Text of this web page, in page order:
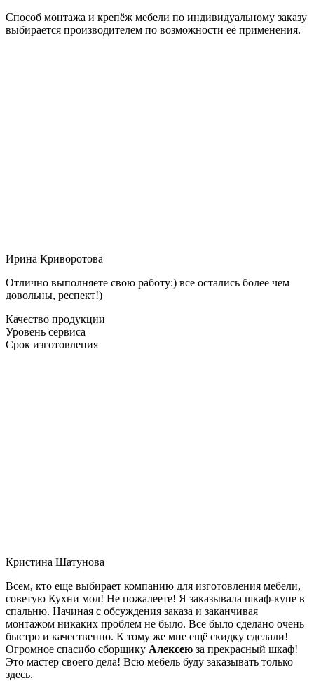
Способ монтажа и крепёж мебели по индивидуальному заказу
выбирается производителем по возможности её применения.
Ирина Криворотова
Отлично выполняете свою работу:) все остались более чем
довольны, респект!)
Качество продукции
Уровень сервиса
Срок изготовления
Кристина Шатунова
Всем, кто еще выбирает компанию для изготовления мебели,
советую Кухни мол! Не пожалеете! Я заказывала шкаф-купе в
спальню. Начиная с обсуждения заказа и заканчивая
монтажом никаких проблем не было. Все было сделано очень
быстро и качественно. К тому же мне ещё скидку сделали!
Огромное спасибо сборщику Алексею за прекрасный шкаф!
Это мастер своего дела! Всю мебель буду заказывать только
здесь.